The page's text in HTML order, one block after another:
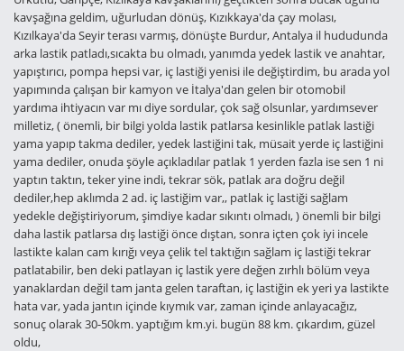
kavşağına geldim, uğurludan dönüş, Kızıkkaya'da çay molası,
Kızılkaya'da Seyir terası varmış, dönüşte Burdur, Antalya il hududunda
arka lastik patladı,sıcakta bu olmadı, yanımda yedek lastik ve anahtar,
yapıştırıcı, pompa hepsi var, iç lastiği yenisi ile değiştirdim, bu arada yol
yapımında çalışan bir kamyon ve İtalya'dan gelen bir otomobil
yardıma ihtiyacın var mı diye sordular, çok sağ olsunlar, yardımsever
milletiz, ( önemli, bir bilgi yolda lastik patlarsa kesinlikle patlak lastiği
yama yapıp takma dediler, yedek lastiğini tak, müsait yerde iç lastiğini
yama dediler, onuda şöyle açıkladılar patlak 1 yerden fazla ise sen 1 ni
yaptın taktın, teker yine indi, tekrar sök, patlak ara doğru değil
dediler,hep aklımda 2 ad. iç lastiğim var,, patlak iç lastiği sağlam
yedekle değiştiriyorum, şimdiye kadar sıkıntı olmadı, ) önemli bir bilgi
daha lastik patlarsa dış lastiği önce dıştan, sonra içten çok iyi incele
lastikte kalan cam kırığı veya çelik tel taktığın sağlam iç lastiği tekrar
patlatabilir, ben deki patlayan iç lastik yere değen zırhlı bölüm veya
yanaklardan değil tam janta gelen taraftan, iç lastiğin ek yeri ya lastikte
hata var, yada jantın içinde kıymık var, zaman içinde anlayacağız,
sonuç olarak 30-50km. yaptığım km.yi. bugün 88 km. çıkardım, güzel
oldu,